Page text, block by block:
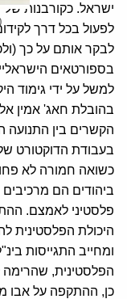
ישראל. כקורבנות
לפעול בכל דרך
לבקר אותם על כך
בספורטאים
למשל על ידי גימוד
בהובלת חאג' אמין
הקשרים בין התנועה
בעבודת הדוקטורט
כשואה חמורה לא
ביהודים הם
פלסטיני לאמצם.
היכולת הפלסטינית
ומחייב התגייסות
הפלסטינית, שהרימה
כן, ההתקפה על אבו